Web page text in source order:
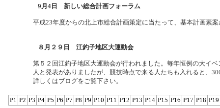
9月4日 新しい総合計画フォーラム
平成23年度からの北上市総合計画策定に当たって、基本計画素
８月２９日 江釣子地区大運動会
第５２回江釣子地区大運動会が行われました。毎年恒例の大イ
人と発表がありましたが、競技時点で来る人たちも入れると、
詳しくはブログをご覧下さい。
P1 P2 P3 P4 P5 P6 P7 P8 P9 P10 P11 P12 P13 P14 P15 P16 P17 P18 P19